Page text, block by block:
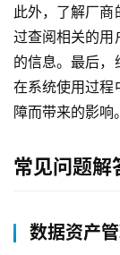
与
合
作
服
务
支
了
此外，了解厂
过查阅相关的用
的信息。最后
在系统使用过程
障而带来的影响。
常见问题解
数据资产